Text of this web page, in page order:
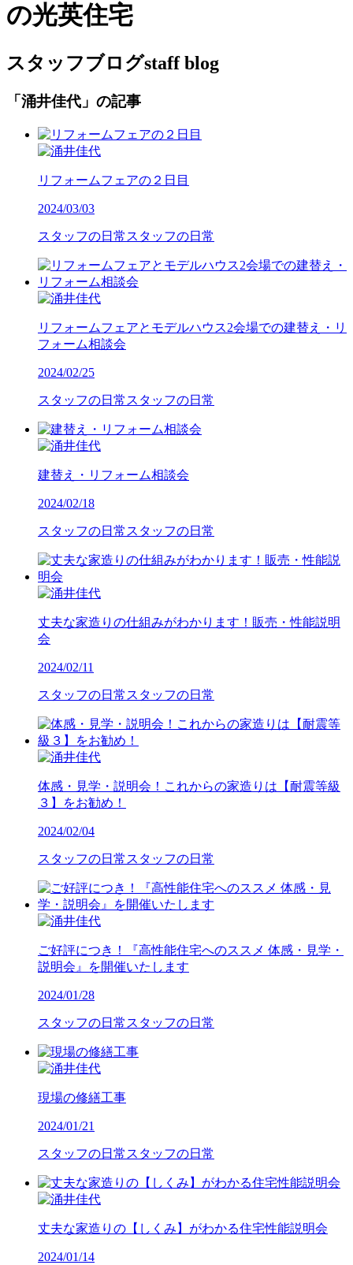
の光英住宅
スタッフブログstaff blog
「涌井佳代」の記事
リフォームフェアの２日目
2024/03/03
スタッフの日常 スタッフの日常
リフォームフェアとモデルハウス2会場での建替え・リ
フォーム相談会
2024/02/25
スタッフの日常 スタッフの日常
建替え・リフォーム相談会
2024/02/18
スタッフの日常 スタッフの日常
丈夫な家造りの仕組みがわかります！販売・性能説明
会
2024/02/11
スタッフの日常 スタッフの日常
体感・見学・説明会！これからの家造りは【耐震等級
３】をお勧め！
2024/02/04
スタッフの日常 スタッフの日常
ご好評につき！『高性能住宅へのススメ 体感・見学・
説明会』を開催いたします
2024/01/28
スタッフの日常 スタッフの日常
現場の修繕工事
2024/01/21
スタッフの日常 スタッフの日常
丈夫な家造りの【しくみ】がわかる住宅性能説明会
2024/01/14